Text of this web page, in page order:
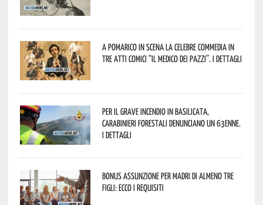
A Pomarico in scena la celebre commedia in
tre atti comici “Il medico dei pazzi”. I dettagli
Per il grave incendio in Basilicata,
Carabinieri forestali denunciano un 63enne.
I dettagli
Bonus assunzione per madri di almeno tre
figli: ecco i requisiti